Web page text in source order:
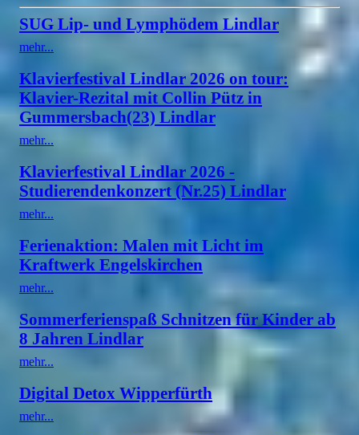
SUG Lip- und Lymphödem Lindlar
mehr...
Klavierfestival Lindlar 2026 on tour:
Klavier-Rezital mit Collin Pütz in
Gummersbach(23) Lindlar
mehr...
Klavierfestival Lindlar 2026 -
Studierendenkonzert (Nr.25) Lindlar
mehr...
Ferienaktion: Malen mit Licht im
Kraftwerk Engelskirchen
mehr...
Sommerferienspaß Schnitzen für Kinder ab
8 Jahren Lindlar
mehr...
Digital Detox Wipperfürth
mehr...